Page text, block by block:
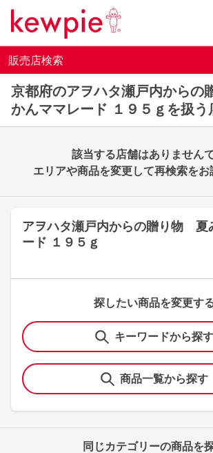
販売店検索
京都府のアヲハタ瀬戸内から
かんママレード １９５ｇを扱う
アヲハタ瀬戸内からの贈り物 夏
ード １９５ｇ
探したい商品を変更す
キーワードから探す
商品一覧から探す
同じカテゴリーの商品を
該当する店舗はありません
エリアや商品を変更して再検索を